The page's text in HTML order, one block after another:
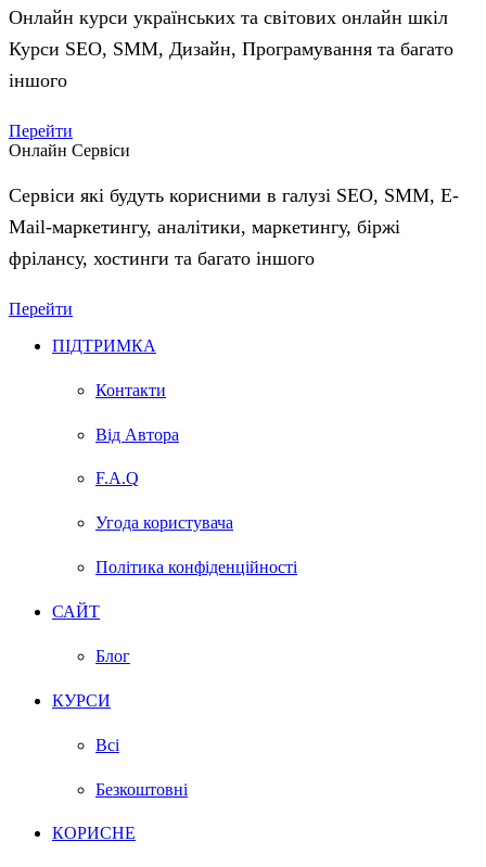
Онлайн курси українських та світових онлайн шкіл
Курси SEO, SMM, Дизайн, Програмування та багато
іншого
Перейти
Онлайн Сервіси
Сервіси які будуть корисними в галузі SEO, SMM, E-
Mail-маркетингу, аналітики, маркетингу, біржі
фрілансу, хостинги та багато іншого
Перейти
ПІДТРИМКА
Контакти
Від Автора
F.A.Q
Угода користувача
Політика конфіденційності
САЙТ
Блог
КУРСИ
Всі
Безкоштовні
КОРИСНЕ